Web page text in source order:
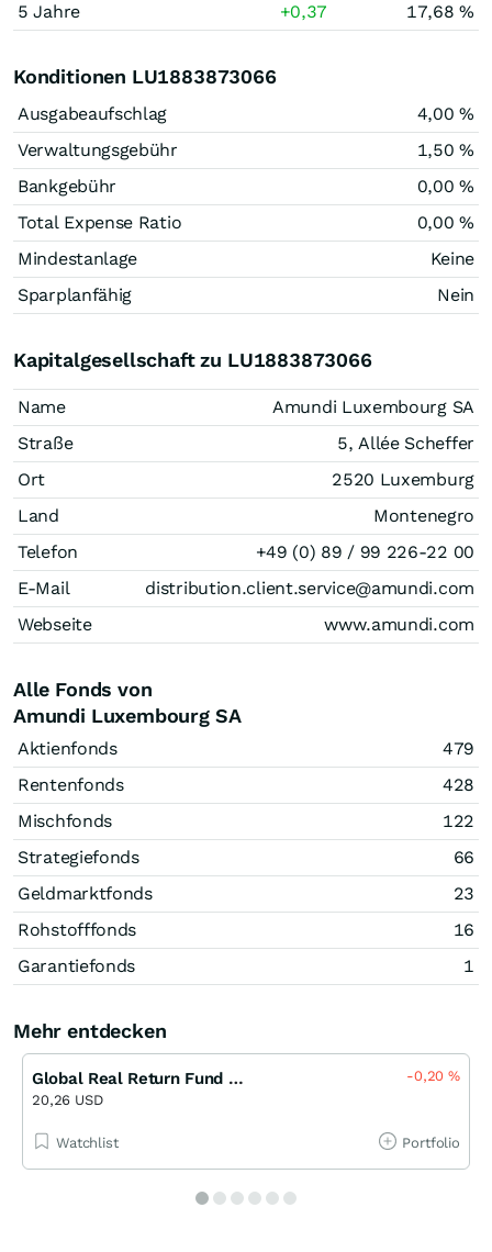
5 Jahre
+0,37 17,68 %
Konditionen LU1883873066
Ausgabeaufschlag
4,00 %
Verwaltungsgebühr
1,50 %
Bankgebühr
0,00 %
Total Expense Ratio
0,00 %
Mindestanlage
Keine
Sparplanfähig
Nein
Kapitalgesellschaft zu LU1883873066
Name
Amundi Luxembourg SA
Straße
5, Allée Scheffer
Ort
2520 Luxemburg
Land
Montenegro
Telefon
+49 (0) 89 / 99 226-22 00
E-Mail
distribution.client.service@amundi.com
Webseite
www.amundi.com
Alle Fonds von
Amundi Luxembourg SA
Aktienfonds
479
Rentenfonds
428
Mischfonds
122
Strategiefonds
66
Geldmarktfonds
23
Rohstofffonds
16
Garantiefonds
1
Mehr entdecken
Global Real Return Fund E Accumulation USD
20,26 USD
-0,20%
Watchlist Portfolio